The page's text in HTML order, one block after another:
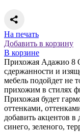
На печать
Добавить в корзину
В корзине
Прихожая Адажио 8
сдержанности и
мебель подойдет не
прихожим в стилях
Прихожая будет
оттенками,
добавить акцентов в
синего, зеленого,